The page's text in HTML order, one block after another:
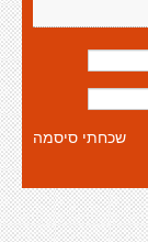
שכחתי סיסמה